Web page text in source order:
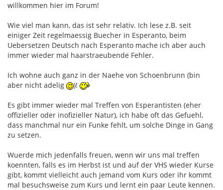
willkommen hier im Forum!
Wie viel man kann, das ist sehr relativ. Ich lese z.B. seit
einiger Zeit regelmaessig Buecher in Esperanto, beim
Uebersetzen Deutsch nach Esperanto mache ich aber auch
immer wieder mal haarstraeubende Fehler.
Ich wohne auch ganz in der Naehe von Schoenbrunn (bin
aber nicht adelig
)!
Es gibt immer wieder mal Treffen von Esperantisten (eher
offizieller oder inofizieller Natur), ich habe oft das Gefuehl,
dass manchmal nur ein Funke fehlt, um solche Dinge in Gang
zu setzen.
Wuerde mich jedenfalls freuen, wenn wir uns mal treffen
koennten, falls es im Herbst ist und auf der VHS wieder Kurse
gibt, kommt vielleicht auch jemand vom Kurs oder ihr kommt
mal besuchsweise zum Kurs und lernt ein paar Leute kennen.